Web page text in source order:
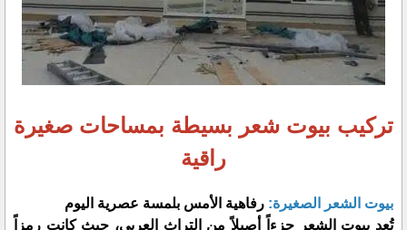
تركيب بيوت شعر بسيطة بمساحات صغيرة
راقية
​بيوت الشعر الصغيرة: رفاهية الأمس بلمسة عصرية اليوم
​تُعد بيوت الشعر جزءاً أصيلاً من التراث العربي، حيث كانت رمزاً